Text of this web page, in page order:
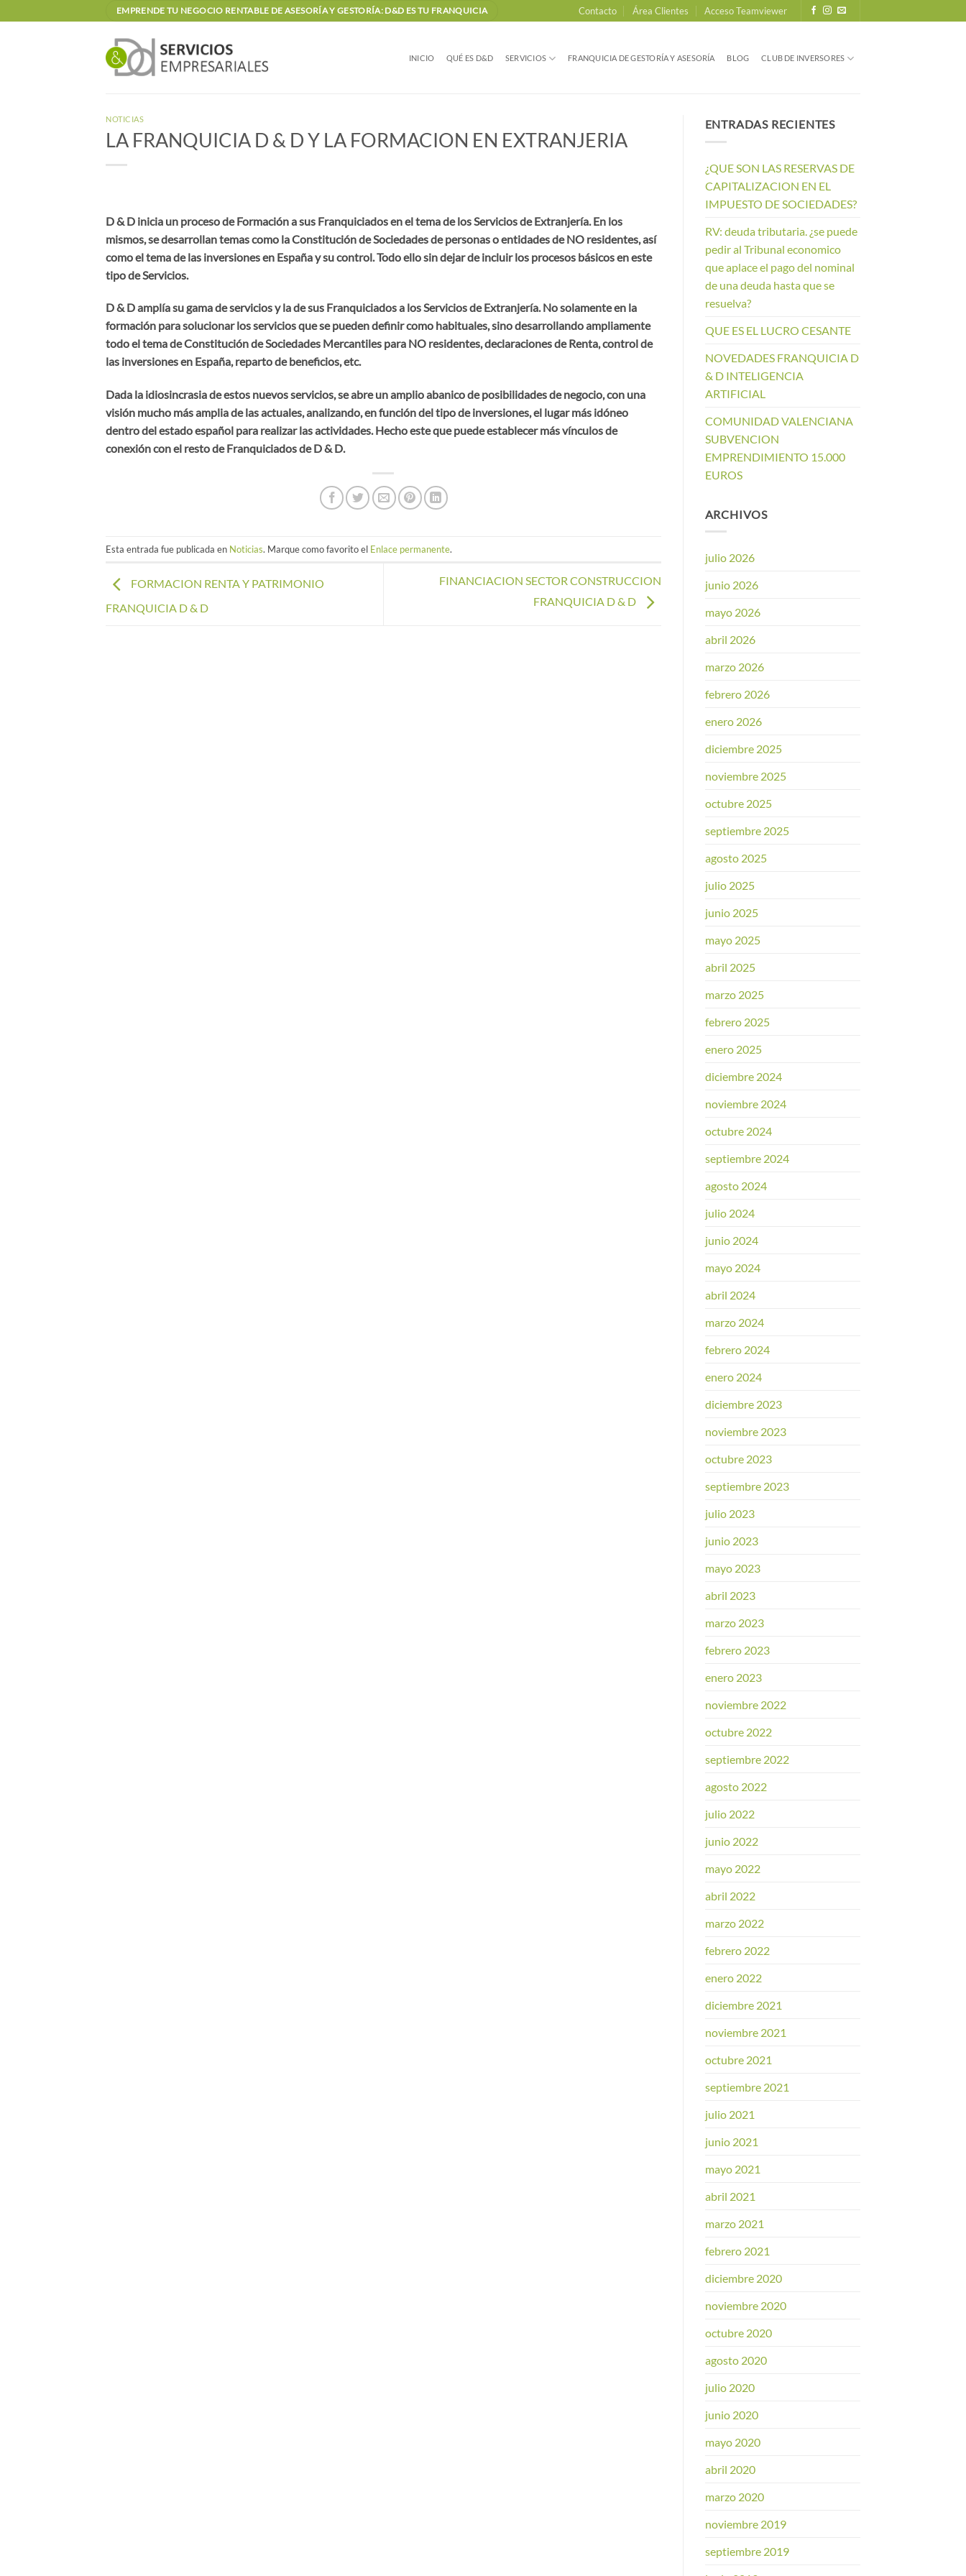
al
EMPRENDE TU NEGOCIO RENTABLE DE ASESORÍA Y GESTORÍA: D&D ES TU FRANQUICIA Contacto Área Clientes Acceso Teamviewer
INICIO QUÉ ES D&D SERVICIOS FRANQUICIA DE GESTORÍA Y ASESORÍA BLOG CLUB DE INVERSORES
NOTICIAS
LA FRANQUICIA D & D Y LA FORMACION EN EXTRANJERIA
D & D inicia un proceso de Formación a sus Franquiciados en el tema de los Servicios de Extranjería. En los
mismos, se desarrollan temas como la Constitución de Sociedades de personas o entidades de NO residentes, así
como el tema de las inversiones en España y su control. Todo ello sin dejar de incluir los procesos básicos en este
tipo de Servicios.
D & D amplía su gama de servicios y la de sus Franquiciados a los Servicios de Extranjería. No solamente en la
formación para solucionar los servicios que se pueden definir como habituales, sino desarrollando ampliamente
todo el tema de Constitución de Sociedades Mercantiles para NO residentes, declaraciones de Renta, control de
las inversiones en España, reparto de beneficios, etc.
Dada la idiosincrasia de estos nuevos servicios, se abre un amplio abanico de posibilidades de negocio, con una
visión mucho más amplia de las actuales, analizando, en función del tipo de inversiones, el lugar más idóneo
dentro del estado español para realizar las actividades. Hecho este que puede establecer más vínculos de
conexión con el resto de Franquiciados de D & D.
Esta entrada fue publicada en Noticias. Marque como favorito el Enlace permanente.
FORMACION RENTA Y PATRIMONIO
FRANQUICIA D & D
FINANCIACION SECTOR CONSTRUCCION
FRANQUICIA D & D
ENTRADAS RECIENTES
¿QUE SON LAS RESERVAS DE
CAPITALIZACION EN EL
IMPUESTO DE SOCIEDADES?
RV: deuda tributaria. ¿se puede
pedir al Tribunal economico
que aplace el pago del nominal
de una deuda hasta que se
resuelva?
QUE ES EL LUCRO CESANTE
NOVEDADES FRANQUICIA D
& D INTELIGENCIA
ARTIFICIAL
COMUNIDAD VALENCIANA
SUBVENCION
EMPRENDIMIENTO 15.000
EUROS
ARCHIVOS
julio 2026
junio 2026
mayo 2026
abril 2026
marzo 2026
febrero 2026
enero 2026
diciembre 2025
noviembre 2025
octubre 2025
septiembre 2025
agosto 2025
julio 2025
junio 2025
mayo 2025
abril 2025
marzo 2025
febrero 2025
enero 2025
diciembre 2024
noviembre 2024
octubre 2024
septiembre 2024
agosto 2024
julio 2024
junio 2024
mayo 2024
abril 2024
marzo 2024
febrero 2024
enero 2024
diciembre 2023
noviembre 2023
octubre 2023
septiembre 2023
julio 2023
junio 2023
mayo 2023
abril 2023
marzo 2023
febrero 2023
enero 2023
noviembre 2022
octubre 2022
septiembre 2022
agosto 2022
julio 2022
junio 2022
mayo 2022
abril 2022
marzo 2022
febrero 2022
enero 2022
diciembre 2021
noviembre 2021
octubre 2021
septiembre 2021
julio 2021
junio 2021
mayo 2021
abril 2021
marzo 2021
febrero 2021
diciembre 2020
noviembre 2020
octubre 2020
agosto 2020
julio 2020
junio 2020
mayo 2020
abril 2020
marzo 2020
noviembre 2019
septiembre 2019